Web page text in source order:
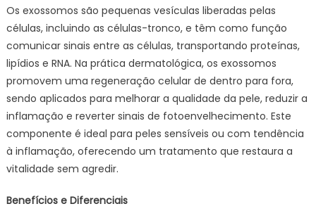
Os exossomos são pequenas vesículas liberadas pelas
células, incluindo as células-tronco, e têm como função
comunicar sinais entre as células, transportando proteínas,
lipídios e RNA. Na prática dermatológica, os exossomos
promovem uma regeneração celular de dentro para fora,
sendo aplicados para melhorar a qualidade da pele, reduzir a
inflamação e reverter sinais de fotoenvelhecimento. Este
componente é ideal para peles sensíveis ou com tendência
à inflamação, oferecendo um tratamento que restaura a
vitalidade sem agredir.
Benefícios e Diferenciais